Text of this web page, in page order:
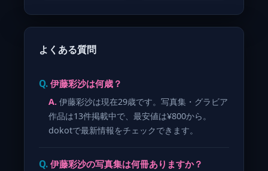
よくある質問
伊藤彩沙は何歳？
伊藤彩沙は現在29歳です。写真集・グラビア
作品は13件掲載中で、最安値は¥800から。
dokotで最新情報をチェックできます。
伊藤彩沙の写真集は何冊ありますか？